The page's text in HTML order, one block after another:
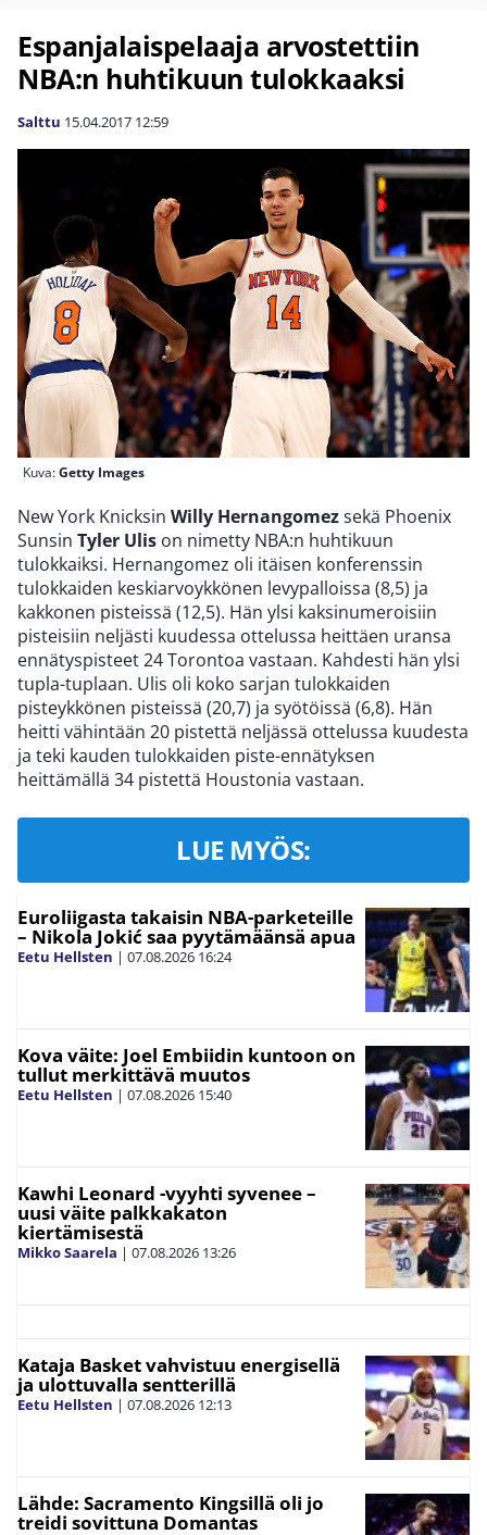
Espanjalaispelaaja arvostettiin
NBA:n huhtikuun tulokkaaksi
Salttu 15.04.2017 12:59
Kuva:Getty Images
New York Knicksin Willy Hernangomezsekä Phoenix
Sunsin Tyler Ulis on nimetty NBA:n huhtikuun
tulokkaiksi. Hernangomez oli itäisen konferenssin
tulokkaiden keskiarvoykkönen levypalloissa (8,5) ja
kakkonen pisteissä (12,5). Hän ylsi kaksinumeroisiin
pisteisiin neljästi kuudessa ottelussa heittäen uransa
ennätyspisteet 24 Torontoa vastaan. Kahdesti hän ylsi
tupla-tuplaan. Ulis oli koko sarjan tulokkaiden
pisteykkönen pisteissä (20,7) ja syötöissä (6,8). Hän
heitti vähintään 20 pistettä neljässä ottelussa kuudesta
ja teki kauden tulokkaiden piste-ennätyksen
heittämällä 34 pistettä Houstonia vastaan.
LUE MYÖS:
Euroliigasta takaisin NBA-parketeille
– Nikola Jokić saa pyytämäänsä apua
Eetu Hellsten | 07.08.2026 16:24
Kova väite: Joel Embiidin kuntoon on
tullut merkittävä muutos
Eetu Hellsten | 07.08.2026 15:40
Kawhi Leonard -vyyhti syvenee –
uusi väite palkkakaton
kiertämisestä
Mikko Saarela | 07.08.2026 13:26
Kataja Basket vahvistuu energisellä
ja ulottuvalla sentterillä
Eetu Hellsten | 07.08.2026 12:13
Lähde: Sacramento Kingsillä oli jo
treidi sovittuna Domantas